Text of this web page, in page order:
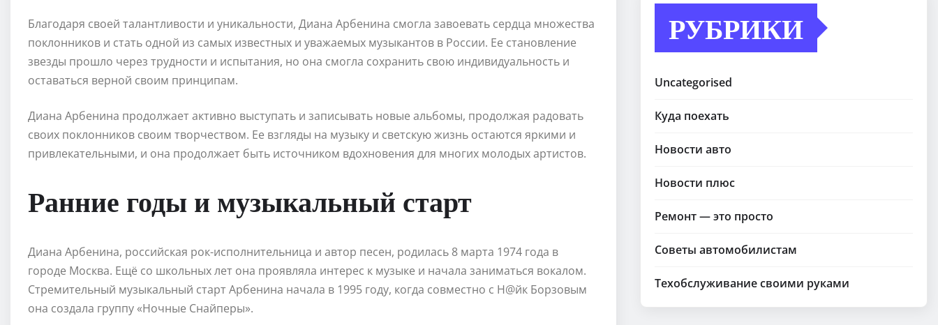
Благодаря своей талантливости и уникальности, Диана Арбенина смогла завоевать сердца множества
поклонников и стать одной из самых известных и уважаемых музыкантов в России. Ее становление
звезды прошло через трудности и испытания, но она смогла сохранить свою индивидуальность и
оставаться верной своим принципам.
Диана Арбенина продолжает активно выступать и записывать новые альбомы, продолжая радовать
своих поклонников своим творчеством. Ее взгляды на музыку и светскую жизнь остаются яркими и
привлекательными, и она продолжает быть источником вдохновения для многих молодых артистов.
Ранние годы и музыкальный старт
Диана Арбенина, российская рок-исполнительница и автор песен, родилась 8 марта 1974 года в
городе Москва. Ещё со школьных лет она проявляла интерес к музыке и начала заниматься вокалом.
Стремительный музыкальный старт Арбенина начала в 1995 году, когда совместно с Н@йк Борзовым
она создала группу «Ночные Снайперы».
РУБРИКИ
Uncategorised
Куда поехать
Новости авто
Новости плюс
Ремонт — это просто
Советы автомобилистам
Техобслуживание своими руками